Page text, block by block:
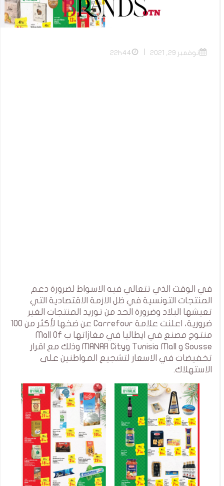
نوفمبر 29, 2021 22h44
في الوقت الذي تتعالي فيه الاسواط لضرورة دعم
المنتجات التونسية في ظل الازمة الاقتصادية التي
تعيشها البلاد وضرورة الحد من توريد المنتجات الغير
ضرورية، اعلنت علامة Carrefour عن ضخها لأكثر من 100
منتوج مصنع في ايطاليا في مغازاتها ب Mall Of
Sousse و Tunisia Mall وMANAR City وذلك مع اقرار
تخفيضات في الاسعار لتشجيع المواطنين على
الاستهلاك.